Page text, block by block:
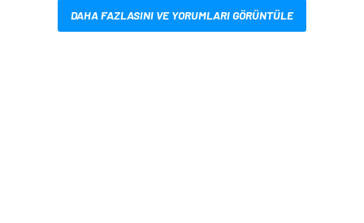
DAHA FAZLASINI VE YORUMLARI GÖRÜNTÜLE